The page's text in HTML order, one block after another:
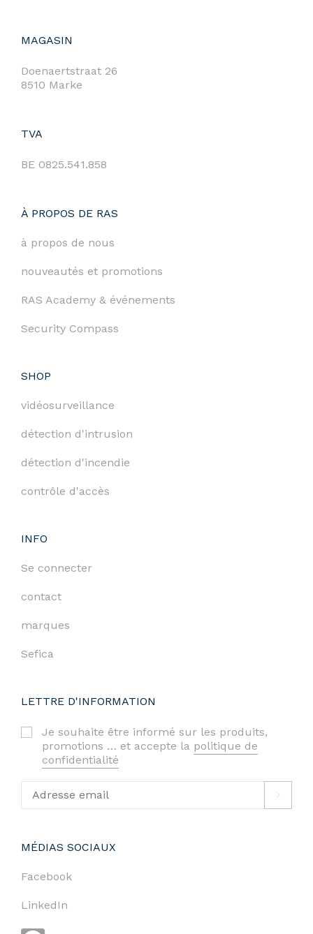
MAGASIN
Doenaertstraat 26
8510 Marke
TVA
BE 0825.541.858
À PROPOS DE RAS
à propos de nous
nouveautés et promotions
RAS Academy & événements
Security Compass
SHOP
vidéosurveillance
détection d'intrusion
détection d'incendie
contrôle d'accès
INFO
Se connecter
contact
marques
Sefica
LETTRE D'INFORMATION
Je souhaite être informé sur les produits,
promotions … et accepte la politique de
confidentialité
MÉDIAS SOCIAUX
Facebook
LinkedIn